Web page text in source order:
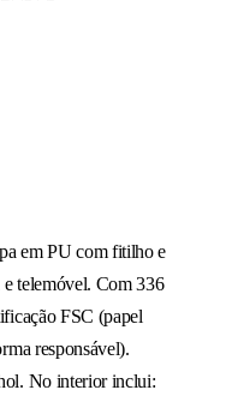
em PU com fitilho e
e telemóvel. Com 336
FSC (papel
responsável).
No interior inclui: